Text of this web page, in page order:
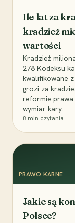
Ile lat za
kradzież
wartości
Kradzież
278 Kodeksu
kwalifikowane
grozi za
reformie prawa
wymiar kary.
8 min czytania
PRAWO KARNE
Jakie są
Polsce?